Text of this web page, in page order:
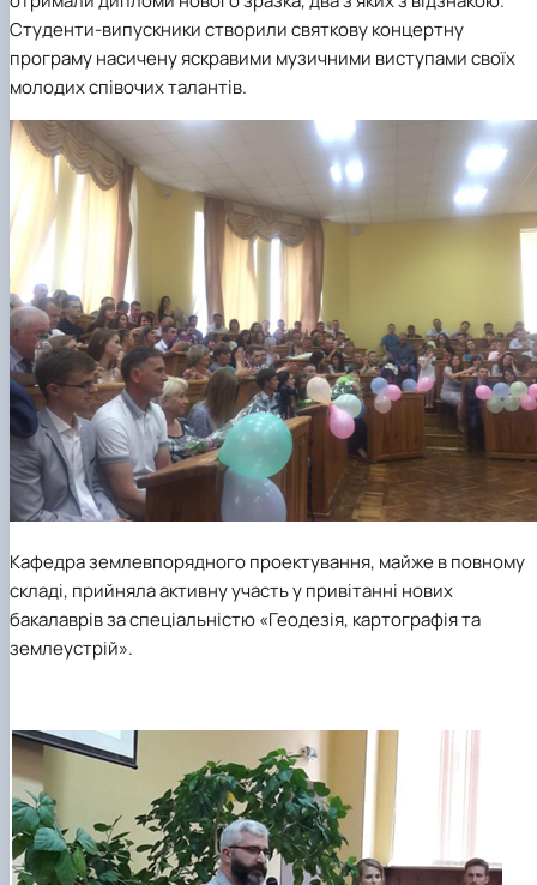
Студенти-випускники створили святкову концертну
програму насичену яскравими музичними виступами своїх
молодих співочих талантів.
Кафедра землевпорядного проектування, майже в повному
складі, прийняла активну участь у привітанні нових
бакалаврів за спеціальністю «Геодезія, картографія та
землеустрій».